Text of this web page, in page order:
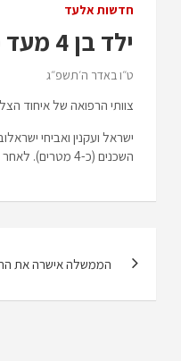
חדשות אלעד
ילד בן 4 מעד ממרפסת באלעד – מצבו בינוני
ט״ו באדר ה׳תשפ״ג
צוותי הרפואה של איחוד הצלה העניקו סיוע רפואי
ישראל ועקנין ואביחי
השכנים (כ-4 מטרים). לאחר מכן הוא פונה להמשך קבלת טיפול רפואי בבית החולים כשהוא סובל מחבלות ופציעות בראשו ובפלג גופו העליון”.
הממשלה אישרה את התקציב